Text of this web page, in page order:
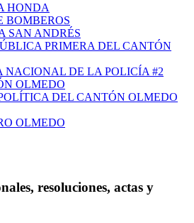
HONDA
BOMBEROS
SAN ANDRÉS
PRIMERA DEL CANTÓN
NACIONAL DE LA POLICÍA #2
OLMEDO
DEL CANTÓN OLMEDO
OLMEDO
resoluciones, actas y